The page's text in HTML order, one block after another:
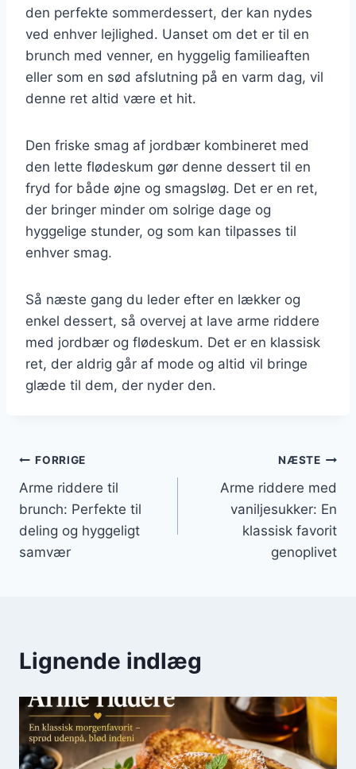
den perfekte sommerdessert, der kan nydes
ved enhver lejlighed. Uanset om det er til en
brunch med venner, en hyggelig familieaften
eller som en sød afslutning på en varm dag, vil
denne ret altid være et hit.
Den friske smag af jordbær kombineret med
den lette flødeskum gør denne dessert til en
fryd for både øjne og smagsløg. Det er en ret,
der bringer minder om solrige dage og
hyggelige stunder, og som kan tilpasses til
enhver smag.
Så næste gang du leder efter en lækker og
enkel dessert, så overvej at lave arme riddere
med jordbær og flødeskum. Det er en klassisk
ret, der aldrig går af mode og altid vil bringe
glæde til dem, der nyder den.
Indlægsnavigation
FORRIGE
Arme riddere til
brunch: Perfekte til
deling og hyggeligt
samvær
NÆSTE
Arme riddere med
vaniljesukker: En
klassisk favorit
genoplivet
Lignende indlæg